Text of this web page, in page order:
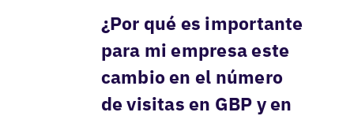
¿Por qué es importante
para mi empresa este
cambio en el número
de visitas en GBP y en